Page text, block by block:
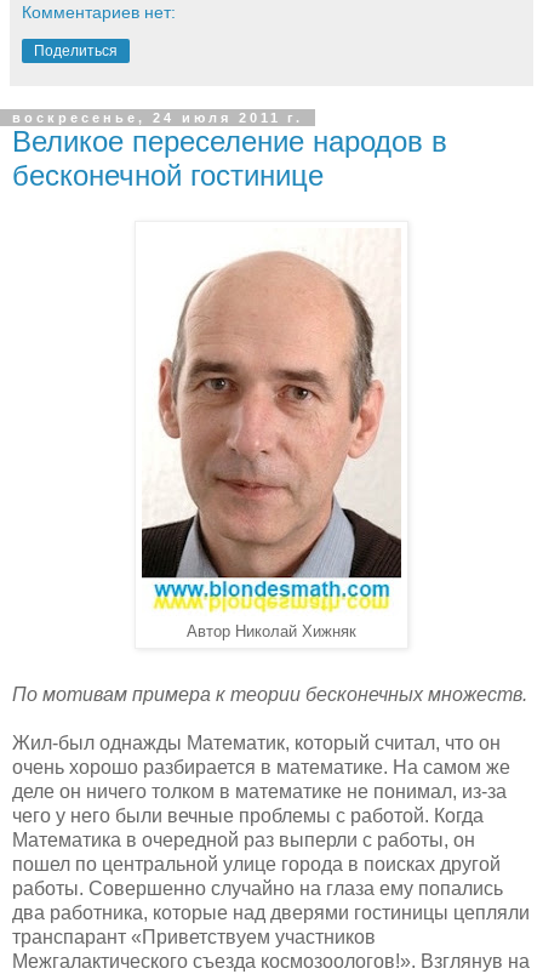
Комментариев нет:
Поделиться
воскресенье, 24 июля 2011 г.
Великое переселение народов в
бесконечной гостинице
Автор Николай Хижняк
По мотивам примера к теории бесконечных множеств.
Жил-был однажды Математик, который считал, что он
очень хорошо разбирается в математике. На самом же
деле он ничего толком в математике не понимал, из-за
чего у него были вечные проблемы с работой. Когда
Математика в очередной раз выперли с работы, он
пошел по центральной улице города в поисках другой
работы. Совершенно случайно на глаза ему попались
два работника, которые над дверями гостиницы цепляли
транспарант «Приветствуем участников
Межгалактического съезда космозоологов!». Взглянув на